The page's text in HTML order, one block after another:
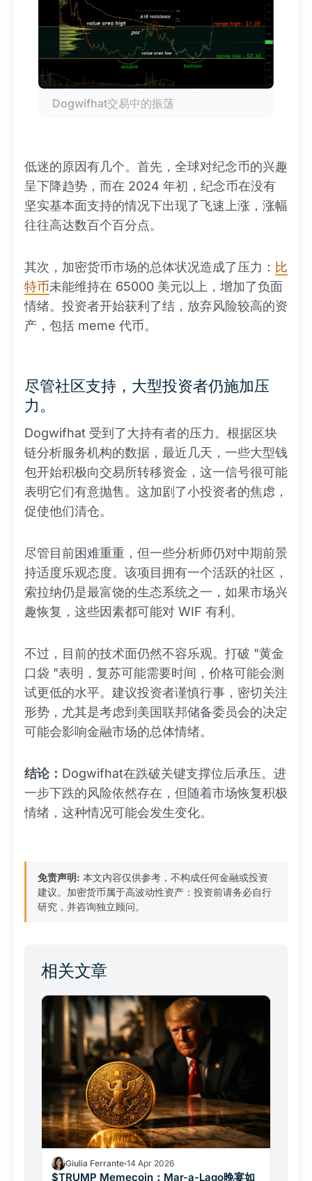
Dogwifhat交易中的振荡
低迷的原因有几个。首先，全球对纪念币的兴趣
呈下降趋势，而在 2024 年初，纪念币在没有
坚实基本面支持的情况下出现了飞速上涨，涨幅
往往高达数百个百分点。
其次，加密货币市场的总体状况造成了压力： 比
特币未能维持在 65000 美元以上，增加了负面
情绪。投资者开始获利了结，放弃风险较高的资
产，包括 meme 代币。
尽管社区支持，大型投资者仍施加压
力。
Dogwifhat 受到了大持有者的压力。根据区块
链分析服务机构的数据，最近几天，一些大型钱
包开始积极向交易所转移资金，这一信号很可能
表明它们有意抛售。这加剧了小投资者的焦虑，
促使他们清仓。
尽管目前困难重重，但一些分析师仍对中期前景
持适度乐观态度。该项目拥有一个活跃的社区，
索拉纳仍是最富饶的生态系统之一，如果市场兴
趣恢复，这些因素都可能对 WIF 有利。
不过，目前的技术面仍然不容乐观。打破 "黄金
口袋 "表明，复苏可能需要时间，价格可能会测
试更低的水平。建议投资者谨慎行事，密切关注
形势，尤其是考虑到美国联邦储备委员会的决定
可能会影响金融市场的总体情绪。
结论： Dogwifhat在跌破关键支撑位后承压。进
一步下跌的风险依然存在，但随着市场恢复积极
情绪，这种情况可能会发生变化。
免责声明: 本文内容仅供参考，不构成任何金融或投资
建议。加密货币属于高波动性资产：投资前请务必自行
研究，并咨询独立顾问。
相关文章
Giulia Ferrante 14 Apr 2026
$TRUMP Memecoin：Mar-a-Lago晚宴如